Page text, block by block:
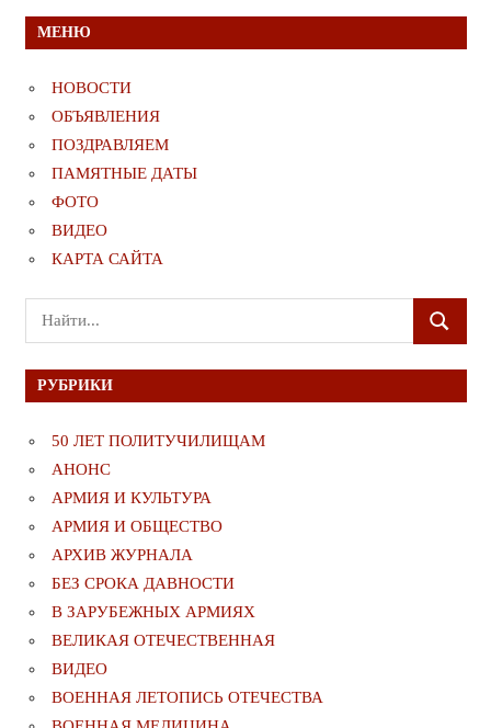
МЕНЮ
НОВОСТИ
ОБЪЯВЛЕНИЯ
ПОЗДРАВЛЯЕМ
ПАМЯТНЫЕ ДАТЫ
ФОТО
ВИДЕО
КАРТА САЙТА
Поиск
для:
ПОИСК
РУБРИКИ
50 ЛЕТ ПОЛИТУЧИЛИЩАМ
АНОНС
АРМИЯ И КУЛЬТУРА
АРМИЯ И ОБЩЕСТВО
АРХИВ ЖУРНАЛА
БЕЗ СРОКА ДАВНОСТИ
В ЗАРУБЕЖНЫХ АРМИЯХ
ВЕЛИКАЯ ОТЕЧЕСТВЕННАЯ
ВИДЕО
ВОЕННАЯ ЛЕТОПИСЬ ОТЕЧЕСТВА